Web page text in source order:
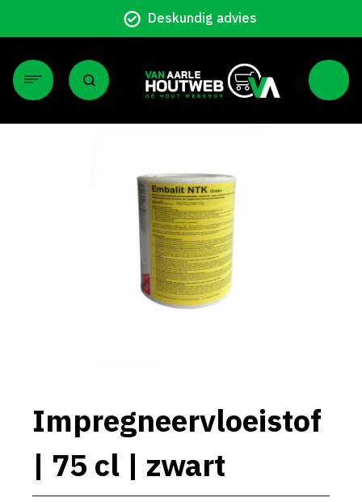
Deskundig advies
Impregneervloeistof
| 75 cl | zwart